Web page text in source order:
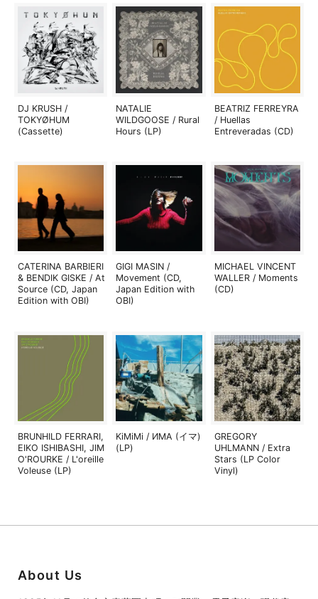
DJ KRUSH /
TOKYØHUM
(Cassette)
NATALIE
WILDGOOSE / Rural
Hours (LP)
BEATRIZ FERREYRA
/ Huellas
Entreveradas (CD)
CATERINA BARBIERI
& BENDIK GISKE / At
Source (CD, Japan
Edition with OBI)
GIGI MASIN /
Movement (CD,
Japan Edition with
OBI)
MICHAEL VINCENT
WALLER / Moments
(CD)
BRUNHILD FERRARI,
EIKO ISHIBASHI, JIM
O'ROURKE / L'oreille
Voleuse (LP)
KiMiMi / ИМА (イマ)
(LP)
GREGORY
UHLMANN / Extra
Stars (LP Color
Vinyl)
About Us